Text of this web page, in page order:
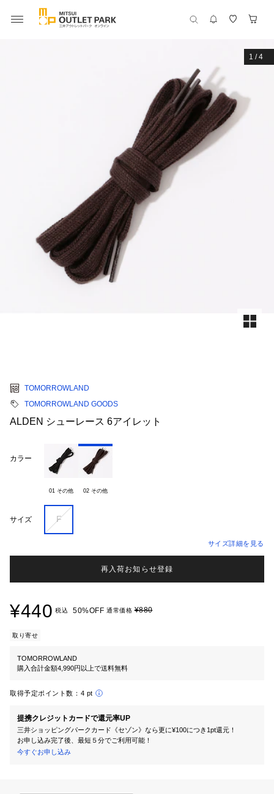
1 /4
TOMORROWLAND
TOMORROWLAND GOODS
ALDEN シューレース 6アイレット
カラー
01 その他 02 その他
サイズ F
サイズ詳細を見る
再入荷お知らせ登録
¥440 税込 50%OFF 通常価格¥880
取り寄せ
TOMORROWLAND
購入合計金額4,990円以上で送料無料
取得予定ポイント数： 4 pt
提携クレジットカードで還元率UP
三井ショッピングパークカード《セゾン》なら更に¥100につき1pt還元！
お申し込み完了後、最短５分でご利用可能！
今すぐお申し込み